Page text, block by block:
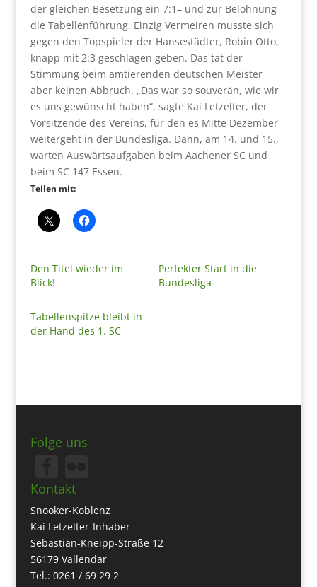
der gleichen Besetzung ein 7:1– und zur Belohnung
die Tabellenführung. Einzig Vermeiren musste sich
gegen den Topspieler der Hansestädter, Robin Otto,
knapp mit 2:3 geschlagen geben. Das tat der
Stimmung beim amtierenden deutschen Meister
aber keinen Abbruch. „Das war so souverän, wie wir
es uns gewünscht haben“, sagte Kai Letzelter, der
Vorsitzende des Vereins, für den es Mitte Dezember
weitergeht in der Bundesliga. Dann, am 14. und 15.,
warten Auswärtsaufgaben beim Aachener SC und
beim SC 147 Essen.
Teilen mit:
Den Titel wieder im
Blick!
Perfekter Start in die
Bundesliga
Tabellenspitze bleibt in
der Hand des 1. SC
Folge uns
Kontakt
Snooker-Koblenz
Kai Letzelter-Inhaber
Sebastian-Kneipp-Straße 12
56179 Vallendar
Tel.: 0261 / 69 29 2